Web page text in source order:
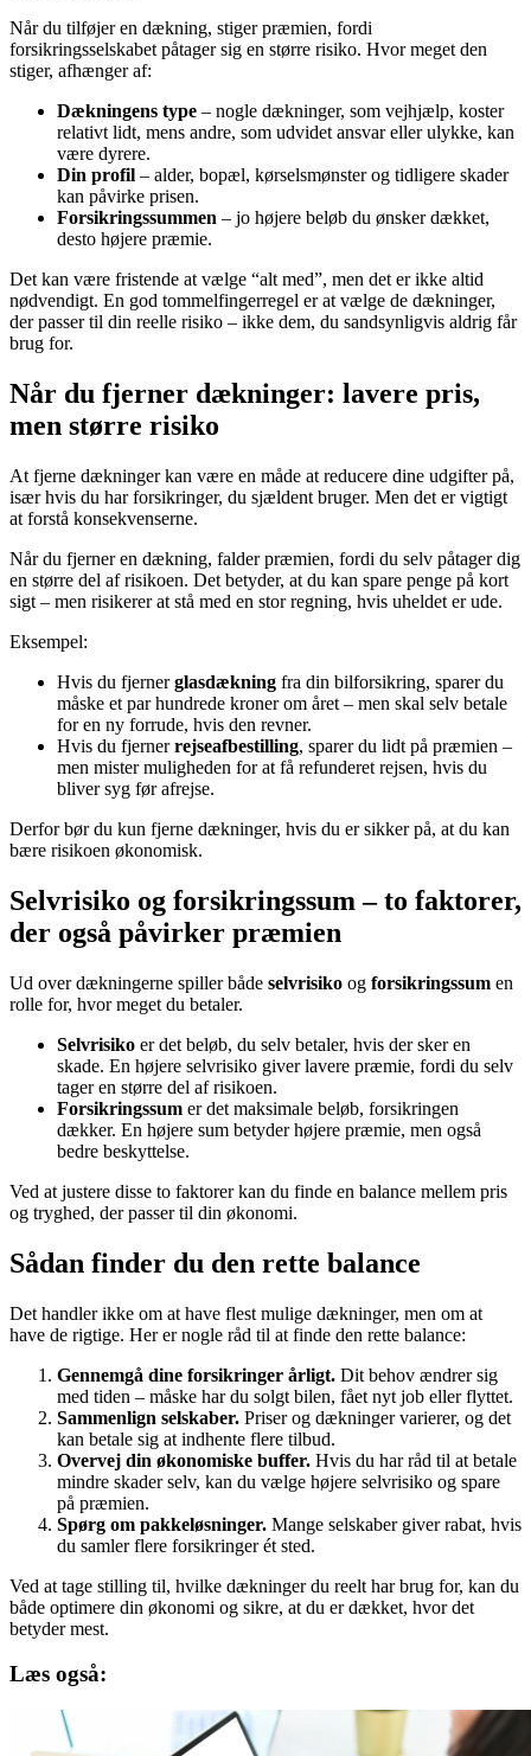
Når du tilføjer en dækning, stiger præmien, fordi
forsikringsselskabet påtager sig en større risiko. Hvor meget den
stiger, afhænger af:
Dækningens type – nogle dækninger, som vejhjælp, koster
relativt lidt, mens andre, som udvidet ansvar eller ulykke, kan
være dyrere.
Din profil – alder, bopæl, kørselsmønster og tidligere skader
kan påvirke prisen.
Forsikringssummen – jo højere beløb du ønsker dækket,
desto højere præmie.
Det kan være fristende at vælge “alt med”, men det er ikke altid
nødvendigt. En god tommelfingerregel er at vælge de dækninger,
der passer til din reelle risiko – ikke dem, du sandsynligvis aldrig får
brug for.
Når du fjerner dækninger: lavere pris,
men større risiko
At fjerne dækninger kan være en måde at reducere dine udgifter på,
især hvis du har forsikringer, du sjældent bruger. Men det er vigtigt
at forstå konsekvenserne.
Når du fjerner en dækning, falder præmien, fordi du selv påtager dig
en større del af risikoen. Det betyder, at du kan spare penge på kort
sigt – men risikerer at stå med en stor regning, hvis uheldet er ude.
Eksempel:
Hvis du fjernerglasdækning fra din bilforsikring, sparer du
måske et par hundrede kroner om året – men skal selv betale
for en ny forrude, hvis den revner.
Hvis du fjernerrejseafbestilling, sparer du lidt på præmien –
men mister muligheden for at få refunderet rejsen, hvis du
bliver syg før afrejse.
Derfor bør du kun fjerne dækninger, hvis du er sikker på, at du kan
bære risikoen økonomisk.
Selvrisiko og forsikringssum – to faktorer,
der også påvirker præmien
Ud over dækningerne spiller både selvrisiko og forsikringssum en
rolle for, hvor meget du betaler.
Selvrisiko er det beløb, du selv betaler, hvis der sker en
skade. En højere selvrisiko giver lavere præmie, fordi du selv
tager en større del af risikoen.
Forsikringssum er det maksimale beløb, forsikringen
dækker. En højere sum betyder højere præmie, men også
bedre beskyttelse.
Ved at justere disse to faktorer kan du finde en balance mellem pris
og tryghed, der passer til din økonomi.
Sådan finder du den rette balance
Det handler ikke om at have flest mulige dækninger, men om at
have de rigtige. Her er nogle råd til at finde den rette balance:
Gennemgå dine forsikringer årligt. Dit behov ændrer sig
med tiden – måske har du solgt bilen, fået nyt job eller flyttet.
Sammenlign selskaber. Priser og dækninger varierer, og det
kan betale sig at indhente flere tilbud.
Overvej din økonomiske buffer. Hvis du har råd til at betale
mindre skader selv, kan du vælge højere selvrisiko og spare
på præmien.
Spørg om pakkeløsninger. Mange selskaber giver rabat, hvis
du samler flere forsikringer ét sted.
Ved at tage stilling til, hvilke dækninger du reelt har brug for, kan du
både optimere din økonomi og sikre, at du er dækket, hvor det
betyder mest.
Læs også: